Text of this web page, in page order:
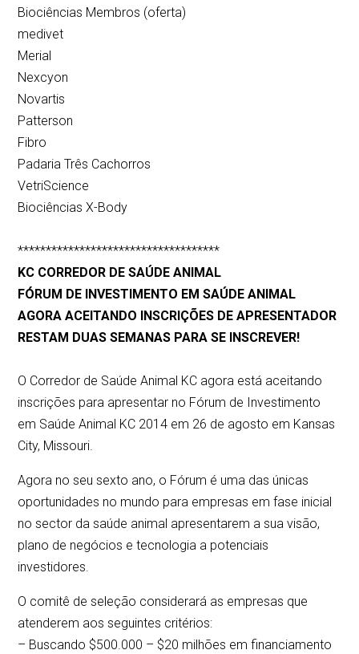
Biociências Membros (oferta)
medivet
Merial
Nexcyon
Novartis
Patterson
Fibro
Padaria Três Cachorros
VetriScience
Biociências X-Body
************************************
KC CORREDOR DE SAÚDE ANIMAL
FÓRUM DE INVESTIMENTO EM SAÚDE ANIMAL
AGORA ACEITANDO INSCRIÇÕES DE APRESENTADOR
RESTAM DUAS SEMANAS PARA SE INSCREVER!
O Corredor de Saúde Animal KC agora está aceitando
inscrições para apresentar no Fórum de Investimento
em Saúde Animal KC 2014 em 26 de agosto em Kansas
City, Missouri.
Agora no seu sexto ano, o Fórum é uma das únicas
oportunidades no mundo para empresas em fase inicial
no sector da saúde animal apresentarem a sua visão,
plano de negócios e tecnologia a potenciais
investidores.
O comitê de seleção considerará as empresas que
atenderem aos seguintes critérios:
– Buscando $500.000 – $20 milhões em financiamento